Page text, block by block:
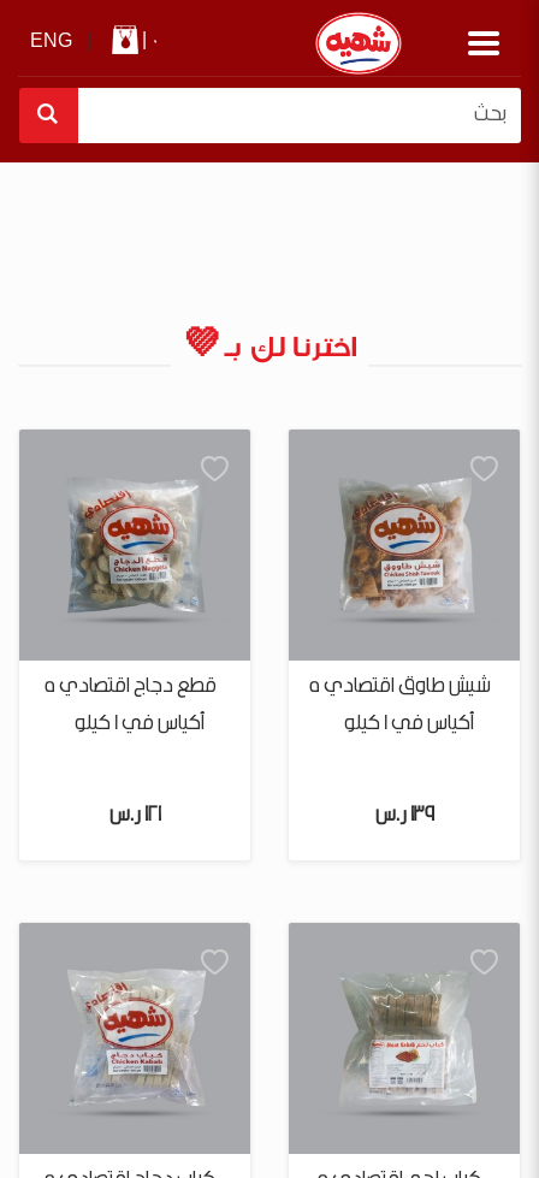
0
ENG
اخترنا لك بـ 💜
شيش طاوق اقتصادي 5
أكياس في 1 كيلو
139 ر.س
قطع دجاج اقتصادي 5
أكياس في 1 كيلو
121 ر.س